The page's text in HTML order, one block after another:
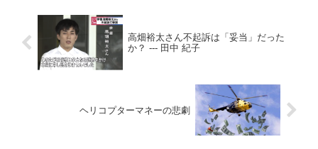
高畑裕太さん不起訴は「妥当」だった
か？ --- 田中 紀子
ヘリコプターマネーの悲劇